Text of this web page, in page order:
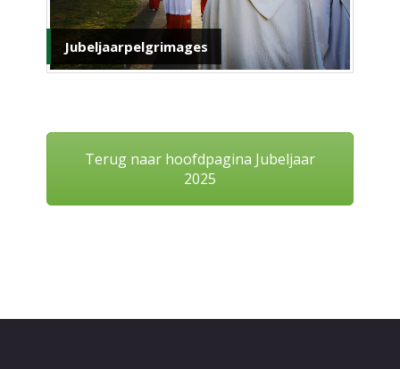
Jubeljaarpelgrimages
Terug naar hoofdpagina Jubeljaar
2025